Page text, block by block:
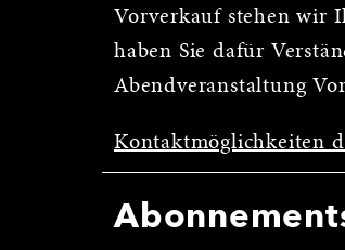
Vorverkauf stehen wir
haben Sie dafür
Abendveranstaltung
Kontaktmöglichkeiten